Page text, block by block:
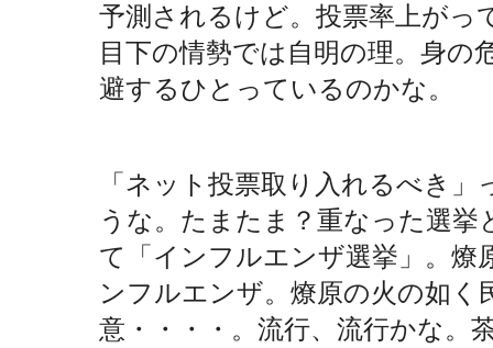
予測されるけど。投票率上がっ
目下の情勢では自明の理。身の
避するひとっているのかな。
「ネット投票取り入れるべき
うな。たまたま？重なった選
て「インフルエンザ選挙」。燎
ンフルエンザ。燎原の火の如く
意・・・・。流行、流行かな。